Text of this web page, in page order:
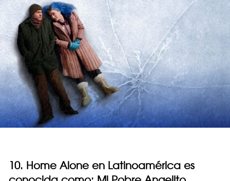
10. Home Alone en Latinoamérica es